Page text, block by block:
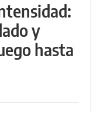
y
hasta